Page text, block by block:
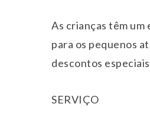
As crianças têm um
para os pequenos
descontos
SERVIÇO